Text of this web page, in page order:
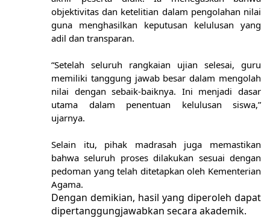
objektivitas dan ketelitian dalam pengolahan nilai
guna menghasilkan keputusan kelulusan yang
adil dan transparan.
“Setelah seluruh rangkaian ujian selesai, guru
memiliki tanggung jawab besar dalam mengolah
nilai dengan sebaik-baiknya. Ini menjadi dasar
utama dalam penentuan kelulusan siswa,”
ujarnya.
Selain itu, pihak madrasah juga memastikan
bahwa seluruh proses dilakukan sesuai dengan
pedoman yang telah ditetapkan oleh Kementerian
Agama.
Dengan demikian, hasil yang diperoleh dapat
dipertanggungjawabkan secara akademik.